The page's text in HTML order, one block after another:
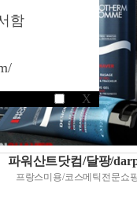
함
X
파워산트닷컴/달팡/
프랑스미용/코스메틱전문쇼